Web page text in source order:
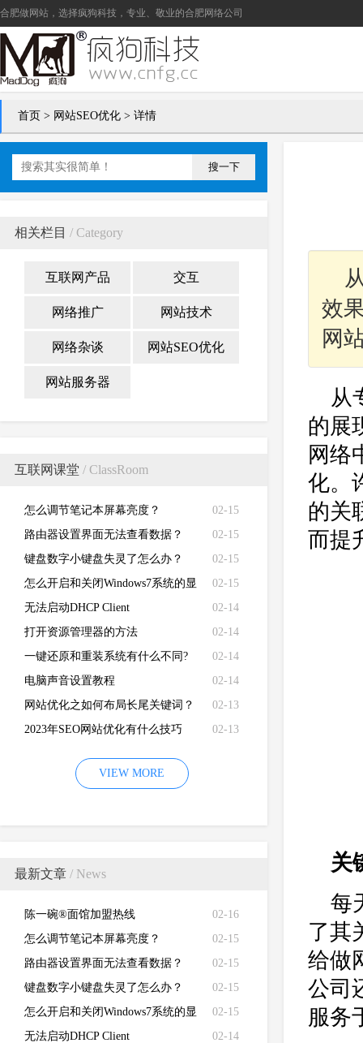
合肥做网站 ，选择疯狗科技，专业、敬业的合肥网络公司
首页 > 网站SEO优化 > 详情
搜一下
相关栏目 / Category
互联网产品 交互
网络推广 网站技术
网络杂谈 网站SEO优化
网站服务器
互联网课堂 / ClassRoom
02-15
怎么调节笔记本屏幕亮度？
02-15
路由器设置界面无法查看数据？
02-15
键盘数字小键盘失灵了怎么办？
02-15
怎么开启和关闭Windows7系统的显
卡硬件加速功能
02-14
无法启动DHCP Client
02-14
打开资源管理器的方法
02-14
一键还原和重装系统有什么不同?
02-14
电脑声音设置教程
02-13
网站优化之如何布局长尾关键词？
02-13
2023年SEO网站优化有什么技巧
VIEW MORE
最新文章 / News
02-16
陈一碗®面馆加盟热线
02-15
怎么调节笔记本屏幕亮度？
02-15
路由器设置界面无法查看数据？
02-15
键盘数字小键盘失灵了怎么办？
02-15
怎么开启和关闭Windows7系统的显
卡硬件加速功能
02-14
无法启动DHCP Client
效
网
从
的展
网络
化。
的关
而提
关
每
了其
给做
公司
服务